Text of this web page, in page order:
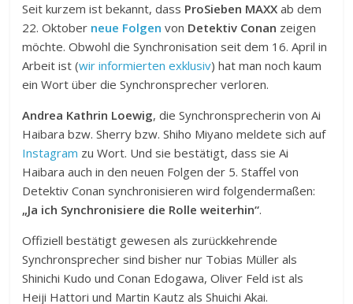
Seit kurzem ist bekannt, dass ProSieben MAXX ab dem
22. Oktober neue Folgen von Detektiv Conan zeigen
möchte. Obwohl die Synchronisation seit dem 16. April in
Arbeit ist (wir informierten exklusiv) hat man noch kaum
ein Wort über die Synchronsprecher verloren.
Andrea Kathrin Loewig, die Synchronsprecherin von Ai
Haibara bzw. Sherry bzw. Shiho Miyano meldete sich auf
Instagram zu Wort. Und sie bestätigt, dass sie Ai
Haibara auch in den neuen Folgen der 5. Staffel von
Detektiv Conan synchronisieren wird folgendermaßen:
„Ja ich Synchronisiere die Rolle weiterhin“.
Offiziell bestätigt gewesen als zurückkehrende
Synchronsprecher sind bisher nur Tobias Müller als
Shinichi Kudo und Conan Edogawa, Oliver Feld ist als
Heiji Hattori und Martin Kautz als Shuichi Akai.